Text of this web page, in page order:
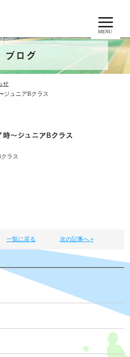
MENU
ブログ
せ
ジュニアBクラス
〜ジュニアBクラス
ラス
一覧に戻る 次の記事へ »